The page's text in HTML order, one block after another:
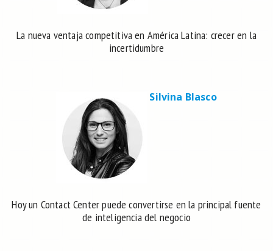
La nueva ventaja competitiva en América Latina: crecer en la
incertidumbre
Silvina Blasco
Hoy un Contact Center puede convertirse en la principal fuente
de inteligencia del negocio